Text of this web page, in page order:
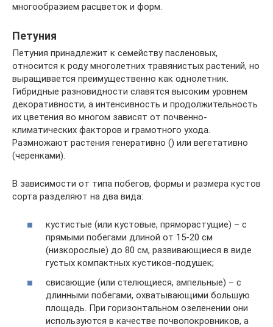
многообразием расцветок и форм.
Петуния
Петуния принадлежит к семейству пасленовых,
относится к роду многолетних травянистых растений, но
выращивается преимущественно как однолетник.
Гибридные разновидности славятся высоким уровнем
декоративности, а интенсивность и продолжительность
их цветения во многом зависят от почвенно-
климатических факторов и грамотного ухода.
Размножают растения генеративно () или вегетативно
(черенками).
В зависимости от типа побегов, формы и размера кустов
сорта разделяют на два вида:
кустистые (или кустовые, пряморастущие) – с
прямыми побегами длиной от 15-20 см
(низкорослые) до 80 см, развивающиеся в виде
густых компактных кустиков-подушек;
свисающие (или стелющиеся, ампельные) – с
длинными побегами, охватывающими большую
площадь. При горизонтальном озеленении они
используются в качестве почвопокровников, а